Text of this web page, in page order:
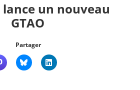
un nouveau
GTAO
Partager